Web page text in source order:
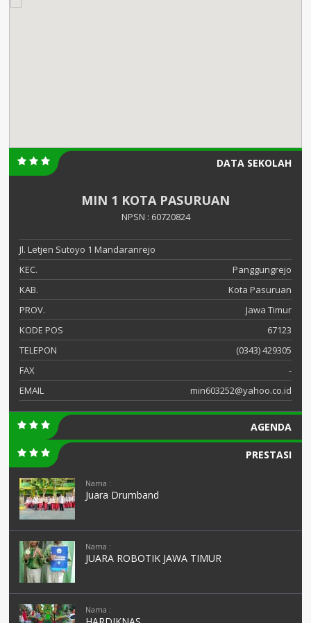
DATA SEKOLAH
MIN 1 KOTA PASURUAN
NPSN : 60720824
Jl. Letjen Sutoyo 1 Mandaranrejo
KEC.
Panggungrejo
KAB.
Kota Pasuruan
PROV.
Jawa Timur
KODE POS
67123
TELEPON
(0343) 429305
FAX
-
EMAIL
min603252@yahoo.co.id
AGENDA
PRESTASI
Nama :
Juara Drumband
Nama :
JUARA ROBOTIK JAWA TIMUR
Nama :